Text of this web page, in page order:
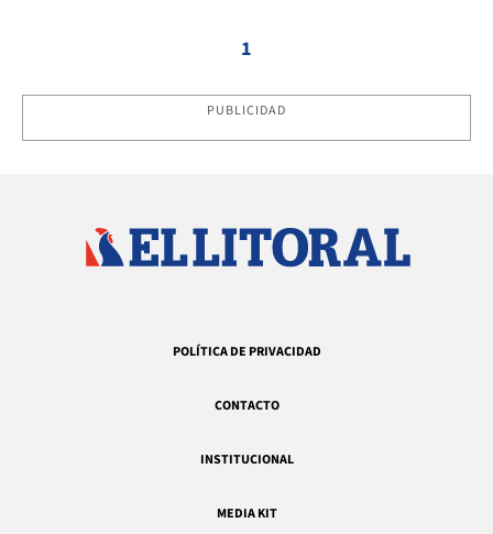
1
PUBLICIDAD
POLÍTICA DE PRIVACIDAD
CONTACTO
INSTITUCIONAL
MEDIA KIT